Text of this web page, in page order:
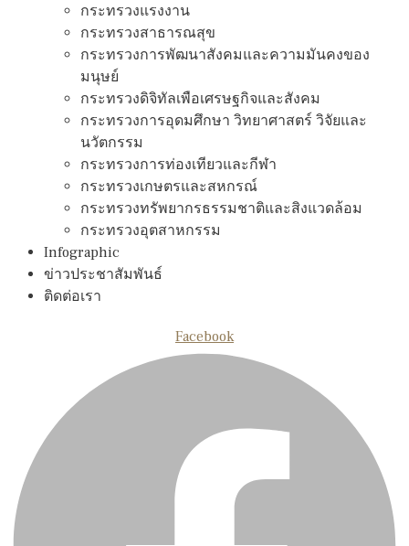
กระทรวงแรงงาน
กระทรวงสาธารณสุข
กระทรวงการพัฒนาสังคมและความมันคงของ
มนุษย์
กระทรวงดิจิทัลเพือเศรษฐกิจและสังคม
กระทรวงการอุดมศึกษา วิทยาศาสตร์ วิจัยและ
นวัตกรรม
กระทรวงการท่องเทียวและกีฬา
กระทรวงเกษตรและสหกรณ์
กระทรวงทรัพยากรธรรมชาติและสิงแวดล้อม
กระทรวงอุตสาหกรรม
Infographic
ข่าวประชาสัมพันธ์
ติดต่อเรา
Facebook